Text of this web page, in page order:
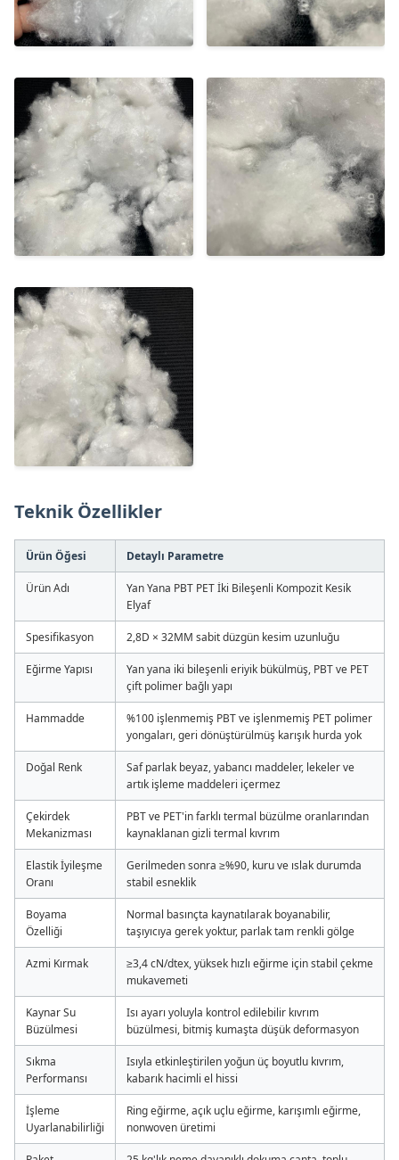
Teknik Özellikler
Ürün Öğesi Detaylı Parametre
Ürün Adı
Yan Yana PBT PET İki Bileşenli Kompozit Kesik
Elyaf
Spesifikasyon 2,8D × 32MM sabit düzgün kesim uzunluğu
Eğirme Yapısı
Yan yana iki bileşenli eriyik bükülmüş, PBT ve PET
çift polimer bağlı yapı
Hammadde
%100 işlenmemiş PBT ve işlenmemiş PET polimer
yongaları, geri dönüştürülmüş karışık hurda yok
Doğal Renk
Saf parlak beyaz, yabancı maddeler, lekeler ve
artık işleme maddeleri içermez
Çekirdek
Mekanizması
PBT ve PET'in farklı termal büzülme oranlarından
kaynaklanan gizli termal kıvrım
Elastik İyileşme
Oranı
Gerilmeden sonra ≥%90, kuru ve ıslak durumda
stabil esneklik
Boyama
Özelliği
Normal basınçta kaynatılarak boyanabilir,
taşıyıcıya gerek yoktur, parlak tam renkli gölge
Azmi Kırmak
≥3,4 cN/dtex, yüksek hızlı eğirme için stabil çekme
mukavemeti
Kaynar Su
Büzülmesi
Isı ayarı yoluyla kontrol edilebilir kıvrım
büzülmesi, bitmiş kumaşta düşük deformasyon
Sıkma
Performansı
Isıyla etkinleştirilen yoğun üç boyutlu kıvrım,
kabarık hacimli el hissi
İşleme
Uyarlanabilirliği
Ring eğirme, açık uçlu eğirme, karışımlı eğirme,
nonwoven üretimi